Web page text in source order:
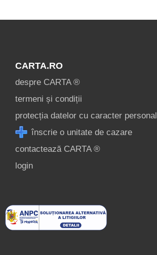
CARTA.RO
despre CARTA ®
termeni și condiții
protecția datelor cu caracter personal
înscrie o unitate de cazare
contactează CARTA ®
login